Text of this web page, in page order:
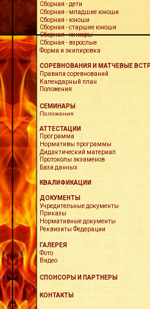
СОРЕВНОВАНИЯ И МАТЧЕВЫЕ
Сборная - дети
Правила соревнований
СЕМИНАРЫ
Положения
АТТЕСТАЦИИ
КВАЛИФИКАЦИИ
ДОКУМЕНТЫ
Учредительные документы
ГАЛЕРЕЯ
Фото
СПОНСОРЫ И ПАРТНЕРЫ
КОНТАКТЫ
Программа
Сборная - юниоры
Форма и экипировка
Сборная - старшие юноши
Сборная - юноши
Сборная - взрослые
Сборная - младшие юноши
Календарный план
База данных
Дидактический материал
Нормативы программы
Протоколы экзаменов
Нормативные документы
Приказы
Реквизиты Федерации
Видео
Положения